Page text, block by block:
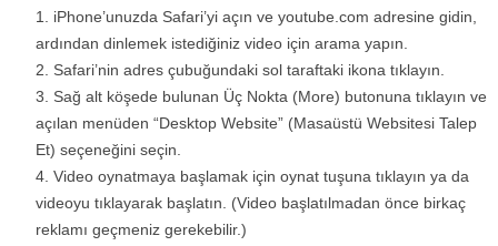
iPhone’unuzda Safari’yi açın ve youtube.com adresine gidin,
ardından dinlemek istediğiniz video için arama yapın.
Safari’nin adres çubuğundaki sol taraftaki ikona tıklayın.
Sağ alt köşede bulunan Üç Nokta (More) butonuna tıklayın ve
açılan menüden “Desktop Website” (Masaüstü Websitesi Talep
Et) seçeneğini seçin.
Video oynatmaya başlamak için oynat tuşuna tıklayın ya da
videoyu tıklayarak başlatın. (Video başlatılmadan önce birkaç
reklamı geçmeniz gerekebilir.)